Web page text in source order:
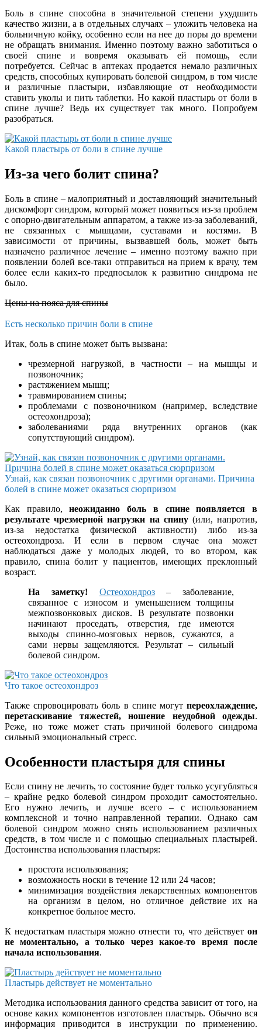
Боль в спине способна в значительной степени ухудшить
качество жизни, а в отдельных случаях – уложить человека на
больничную койку, особенно если на нее до поры до времени
не обращать внимания. Именно поэтому важно заботиться о
своей спине и вовремя оказывать ей помощь, если
потребуется. Сейчас в аптеках продается немало различных
средств, способных купировать болевой синдром, в том числе
и различные пластыри, избавляющие от необходимости
ставить уколы и пить таблетки. Но какой пластырь от боли в
спине лучше? Ведь их существует так много. Попробуем
разобраться.
Какой пластырь от боли в спине лучше
Из-за чего болит спина?
Боль в спине – малоприятный и доставляющий значительный
дискомфорт синдром, который может появиться из-за проблем
с опорно-двигательным аппаратом, а также из-за заболеваний,
не связанных с мышцами, суставами и костями. В
зависимости от причины, вызвавшей боль, может быть
назначено различное лечение – именно поэтому важно при
появлении болей все-таки отправиться на прием к врачу, тем
более если каких-то предпосылок к развитию синдрома не
было.
Цены на пояса для спины
Есть несколько причин боли в спине
Итак, боль в спине может быть вызвана:
чрезмерной нагрузкой, в частности – на мышцы и
позвоночник;
растяжением мышц;
травмированием спины;
проблемами с позвоночником (например, вследствие
остеохондроза);
заболеваниями ряда внутренних органов (как
сопутствующий синдром).
Узнай, как связан позвоночник с другими органами. Причина
болей в спине может оказаться сюрпризом
Как правило,неожиданно боль в спине появляется в
результате чрезмерной нагрузки на спину(или, напротив,
из-за недостатка физической активности) либо из-за
остеохондроза. И если в первом случае она может
наблюдаться даже у молодых людей, то во втором, как
правило, спина болит у пациентов, имеющих преклонный
возраст.
На заметку!
Остеохондроз– заболевание,
связанное с износом и уменьшением толщины
межпозвонковых дисков. В результате позвонки
начинают проседать, отверстия, где имеются
выходы спинно-мозговых нервов, сужаются, а
сами нервы защемляются. Результат – сильный
болевой синдром.
Что такое остеохондроз
Также спровоцировать боль в спине могут переохлаждение,
перетаскивание тяжестей, ношение неудобной одежды.
Реже, но тоже может стать причиной болевого синдрома
сильный эмоциональный стресс.
Особенности пластыря для спины
Если спину не лечить, то состояние будет только усугубляться
– крайне редко болевой синдром проходит самостоятельно.
Его нужно лечить, и лучше всего – с использованием
комплексной и точно направленной терапии. Однако сам
болевой синдром можно снять использованием различных
средств, в том числе и с помощью специальных пластырей.
Достоинства использования пластыря:
простота использования;
возможность носки в течение 12 или 24 часов;
минимизация воздействия лекарственных компонентов
на организм в целом, но отличное действие их на
конкретное больное место.
К недостаткам пластыря можно отнести то, что действует он
не моментально, а только через какое-то время после
начала использования.
Пластырь действует не моментально
Методика использования данного средства зависит от того, на
основе каких компонентов изготовлен пластырь. Обычно вся
информация приводится в инструкции по применению.